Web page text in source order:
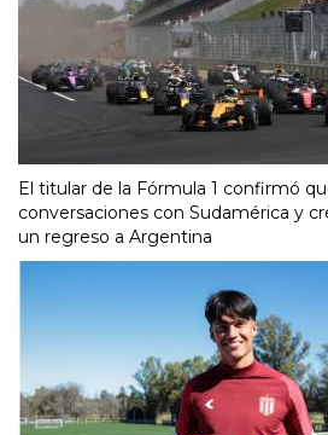
El titular de la Fórmula 1 confirmó
conversaciones con Sudamérica y
un regreso a Argentina